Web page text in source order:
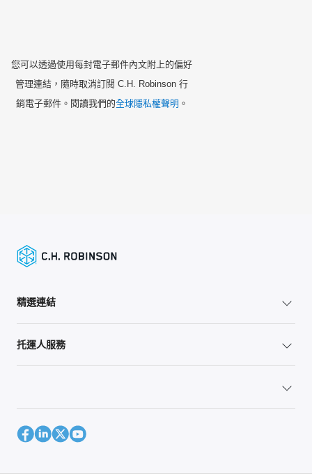
您可以透過使用每封電子郵件內文附上的偏好
管理連結，隨時取消訂閱 C.H. Robinson 行
銷電子郵件。閱讀我們的全球隱私權聲明 。
精選連結
托運人服務